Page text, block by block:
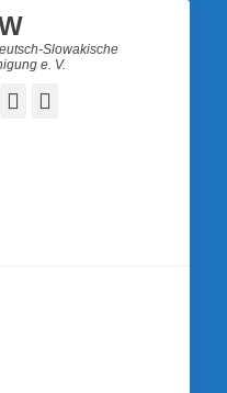
Slowakische
e. V.
LinkedInYouTube